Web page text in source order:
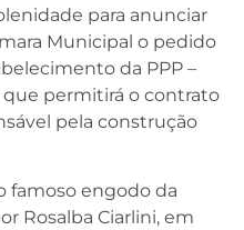
para anunciar
Municipal o pedido
da PPP –
que permitirá o contrato
pela construção
famoso engodo da
Rosalba Ciarlini, em